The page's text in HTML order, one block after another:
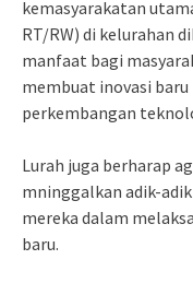
kemasyarakatan
RT/RW) di kelurahan
manfaat bagi
membuat inovasi baru
perkembangan
Lurah juga berharap
mninggalkan adik-
mereka dalam
baru.